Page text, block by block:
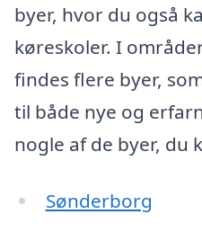
byer, hvor du også
køreskoler. I
findes flere byer,
til både nye og
nogle af de byer, du
Sønderborg